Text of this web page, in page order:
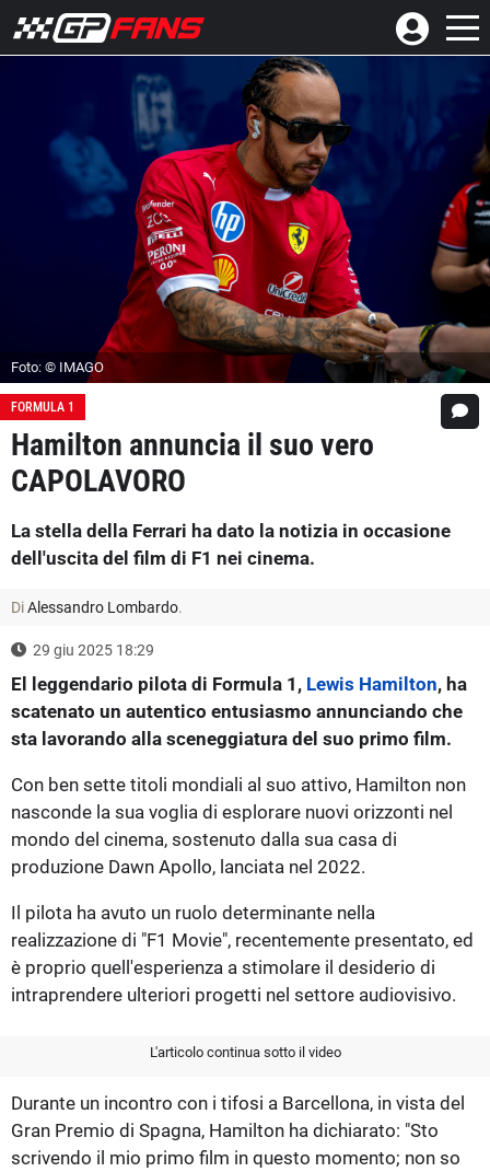
Foto: © IMAGO
FORMULA 1
Hamilton annuncia il suo vero
CAPOLAVORO
La stella della Ferrari ha dato la notizia in occasione
dell'uscita del film di F1 nei cinema.
DiAlessandro Lombardo.
29 giu 2025 18:29
El leggendario pilota di Formula 1, Lewis Hamilton, ha
scatenato un autentico entusiasmo annunciando che
sta lavorando alla sceneggiatura del suo primo film.
Con ben sette titoli mondiali al suo attivo, Hamilton non
nasconde la sua voglia di esplorare nuovi orizzonti nel
mondo del cinema, sostenuto dalla sua casa di
produzione Dawn Apollo, lanciata nel 2022.
Il pilota ha avuto un ruolo determinante nella
realizzazione di "F1 Movie", recentemente presentato, ed
è proprio quell'esperienza a stimolare il desiderio di
intraprendere ulteriori progetti nel settore audiovisivo.
L'articolo continua sotto il video
Durante un incontro con i tifosi a Barcellona, in vista del
Gran Premio di Spagna, Hamilton ha dichiarato: "Sto
scrivendo il mio primo film in questo momento; non so